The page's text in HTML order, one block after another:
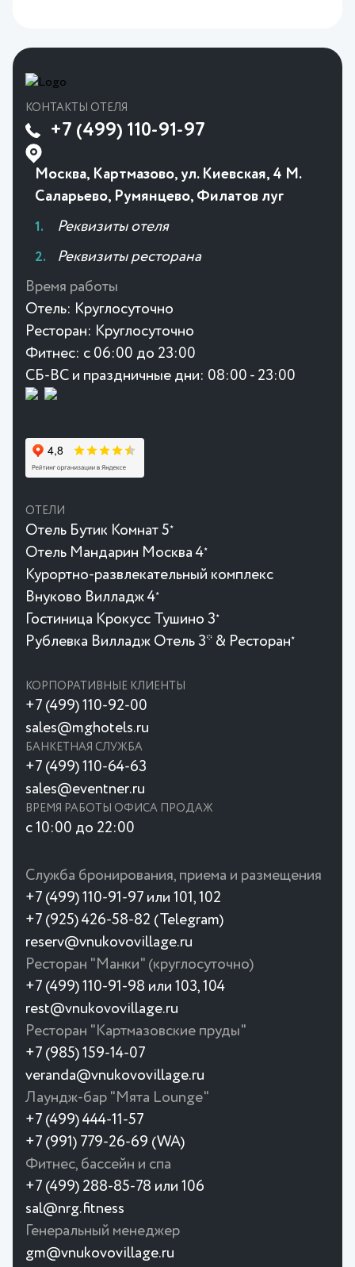
КОНТАКТЫ ОТЕЛЯ
+7 (499) 110-91-97
Москва, Картмазово, ул. Киевская, 4 М.
Саларьево, Румянцево, Филатов луг
Реквизиты отеля
Реквизиты ресторана
Время работы
Отель: Круглосуточно
Ресторан: Круглосуточно
Фитнес: с 06:00 до 23:00
СБ-ВС и праздничные дни: 08:00 - 23:00
ОТЕЛИ
Отель Бутик Комнат 5★
Отель Мандарин Москва 4★
Курортно-развлекательный комплекс
Внуково Вилладж 4★
Гостиница Крокусc Тушино 3★
Рублевка Вилладж Отель 3* & Ресторан★
КОРПОРАТИВНЫЕ КЛИЕНТЫ
+7 (499) 110-92-00
sales@mghotels.ru
БАНКЕТНАЯ СЛУЖБА
+7 (499) 110-64-63
sales@eventner.ru
ВРЕМЯ РАБОТЫ ОФИСА ПРОДАЖ
с 10:00 до 22:00
Служба бронирования, приема и размещения
+7 (499) 110-91-97 или 101, 102
+7 (925) 426-58-82 (Telegram)
reserv@vnukovovillage.ru
Ресторан "Манки" (круглосуточно)
+7 (499) 110-91-98 или 103, 104
rest@vnukovovillage.ru
Ресторан "Картмазовские пруды"
+7 (985) 159-14-07
veranda@vnukovovillage.ru
Лаундж-бар "Мята Lounge"
+7 (499) 444-11-57
+7 (991) 779-26-69 (WA)
Фитнес, бассейн и спа
+7 (499) 288-85-78 или 106
sal@nrg.fitness
Генеральный менеджер
gm@vnukovovillage.ru